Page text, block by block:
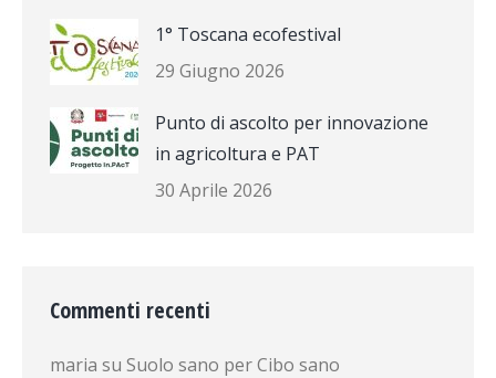
1° Toscana ecofestival
29 Giugno 2026
Punto di ascolto per innovazione
in agricoltura e PAT
30 Aprile 2026
Commenti recenti
maria su Suolo sano per Cibo sano